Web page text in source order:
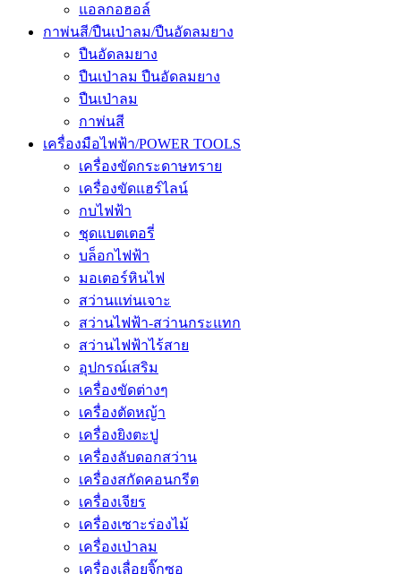
แอลกอฮอล์
กาพ่นสี/ปืนเป่าลม/ปืนอัดลมยาง
ปืนอัดลมยาง
ปืนเป่าลม ปืนอัดลมยาง
ปืนเป่าลม
กาพ่นสี
เครื่องมือไฟฟ้า/POWER TOOLS
เครื่องขัดกระดาษทราย
เครื่องขัดแฮร์ไลน์
กบไฟฟ้า
ชุดแบตเตอรี่
บล็อกไฟฟ้า
มอเตอร์หินไฟ
สว่านแท่นเจาะ
สว่านไฟฟ้า-สว่านกระแทก
สว่านไฟฟ้าไร้สาย
อุปกรณ์เสริม
เครื่องขัดต่างๆ
เครื่องตัดหญ้า
เครื่องยิงตะปู
เครื่องลับดอกสว่าน
เครื่องสกัดคอนกรีต
เครื่องเจียร
เครื่องเซาะร่องไม้
เครื่องเป่าลม
เครื่องเลื่อยจิ๊กซอ